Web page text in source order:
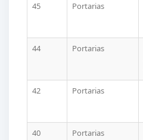
45
Portarias
44
Portarias
42
Portarias
40
Portarias